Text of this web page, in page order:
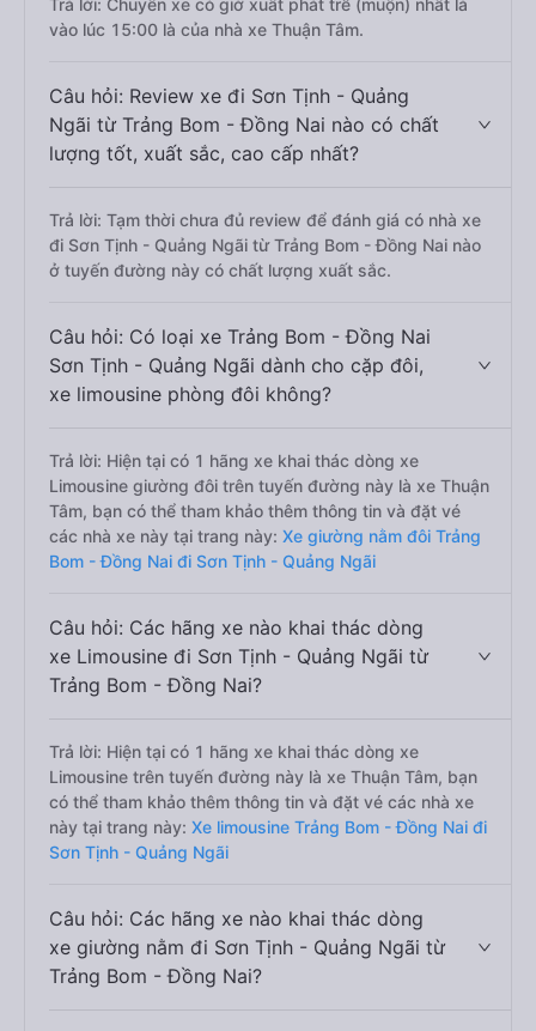
Trả lời: Chuyến xe có giờ xuất phát trễ (muộn) nhất là
vào lúc 15:00 là của nhà xe Thuận Tâm.
Câu hỏi: Review xe đi Sơn Tịnh - Quảng
Ngãi từ Trảng Bom - Đồng Nai nào có chất
lượng tốt, xuất sắc, cao cấp nhất?
Trả lời: Tạm thời chưa đủ review để đánh giá có nhà xe
đi Sơn Tịnh - Quảng Ngãi từ Trảng Bom - Đồng Nai nào
ở tuyến đường này có chất lượng xuất sắc.
Câu hỏi: Có loại xe Trảng Bom - Đồng Nai
Sơn Tịnh - Quảng Ngãi dành cho cặp đôi,
xe limousine phòng đôi không?
Trả lời: Hiện tại có 1 hãng xe khai thác dòng xe
Limousine giường đôi trên tuyến đường này là xe Thuận
Tâm, bạn có thể tham khảo thêm thông tin và đặt vé
các nhà xe này tại trang này: Xe giường nằm đôi Trảng
Bom - Đồng Nai đi Sơn Tịnh - Quảng Ngãi
Câu hỏi: Các hãng xe nào khai thác dòng
xe Limousine đi Sơn Tịnh - Quảng Ngãi từ
Trảng Bom - Đồng Nai?
Trả lời: Hiện tại có 1 hãng xe khai thác dòng xe
Limousine trên tuyến đường này là xe Thuận Tâm, bạn
có thể tham khảo thêm thông tin và đặt vé các nhà xe
này tại trang này: Xe limousine Trảng Bom - Đồng Nai đi
Sơn Tịnh - Quảng Ngãi
Câu hỏi: Các hãng xe nào khai thác dòng
xe giường nằm đi Sơn Tịnh - Quảng Ngãi từ
Trảng Bom - Đồng Nai?